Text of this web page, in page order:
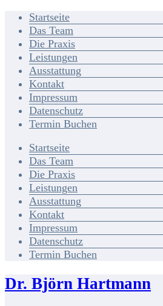
Startseite
Das Team
Die Praxis
Leistungen
Ausstattung
Kontakt
Impressum
Datenschutz
Termin Buchen
Startseite
Das Team
Die Praxis
Leistungen
Ausstattung
Kontakt
Impressum
Datenschutz
Termin Buchen
Dr. Björn Hartmann